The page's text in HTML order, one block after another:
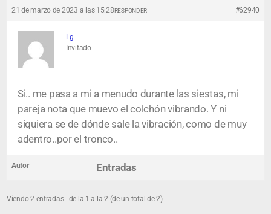
21 de marzo de 2023 a las 15:28 #62940
RESPONDER
Lg
Invitado
Si.. me pasa a mi a menudo durante las siestas, mi
pareja nota que muevo el colchón vibrando. Y ni
siquiera se de dónde sale la vibración, como de muy
adentro..por el tronco..
Autor Entradas
Viendo 2 entradas - de la 1 a la 2 (de un total de 2)